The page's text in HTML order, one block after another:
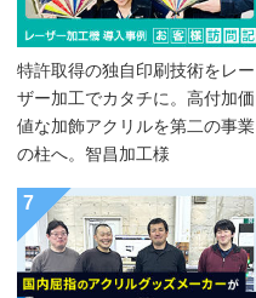
特許取得の独自印刷技術をレー
ザー加工でカタチに。高付加価
値な加飾アクリルを第二の事業
の柱へ。智昌加工様
7